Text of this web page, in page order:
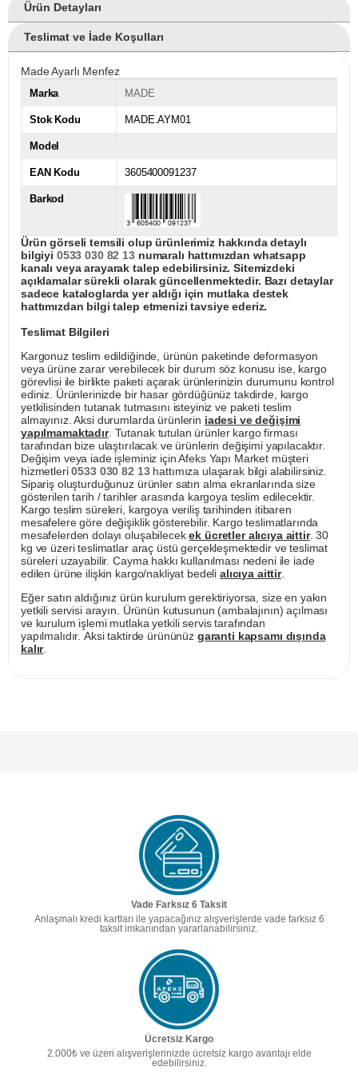
Ürün Detayları
Teslimat ve İade Koşulları
Made Ayarlı Menfez
Marka MADE
Stok Kodu MADE.AYM01
Model
EAN Kodu 3605400091237
Barkod
Ürün görseli temsili olup ürünlerimiz hakkında detaylı
bilgiyi 0533 030 82 13numaralı hattımızdan whatsapp
kanalı veya arayarak talep edebilirsiniz. Sitemizdeki
açıklamalar sürekli olarak güncellenmektedir. Bazı detaylar
sadece kataloglarda yer aldığı için mutlaka destek
hattımızdan bilgi talep etmenizi tavsiye ederiz.
Teslimat Bilgileri
Kargonuz teslim edildiğinde, ürünün paketinde deformasyon
veya ürüne zarar verebilecek bir durum söz konusu ise, kargo
görevlisi ile birlikte paketi açarak ürünlerinizin durumunu kontrol
ediniz. Ürünlerinizde bir hasar gördüğünüz takdirde, kargo
yetkilisinden tutanak tutmasını isteyiniz ve paketi teslim
almayınız. Aksi durumlarda ürünlerin iadesi ve değişimi
yapılmamaktadır. Tutanak tutulan ürünler kargo firması
tarafından bize ulaştırılacak ve ürünlerin değişimi yapılacaktır.
Değişim veya iade işleminiz için Afeks Yapı Market müşteri
hizmetleri0533 030 82 13hattımıza ulaşarak bilgi alabilirsiniz.
Sipariş oluşturduğunuz ürünler satın alma ekranlarında size
gösterilen tarih / tarihler arasında kargoya teslim edilecektir.
Kargo teslim süreleri, kargoya veriliş tarihinden itibaren
mesafelere göre değişiklik gösterebilir. Kargo teslimatlarında
mesafelerden dolayı oluşabilecekek ücretler alıcıya aittir. 30
kg ve üzeri teslimatlar araç üstü gerçekleşmektedir ve teslimat
süreleri uzayabilir. Cayma hakkı kullanılması nedeni ile iade
edilen ürüne ilişkin kargo/nakliyat bedeli alıcıya aittir.
Eğer satın aldığınız ürün kurulum gerektiriyorsa, size en yakın
yetkili servisi arayın. Ürünün kutusunun (ambalajının) açılması
ve kurulum işlemi mutlaka yetkili servis tarafından
yapılmalıdır. Aksi taktirde ürününüz garanti kapsamı dışında
kalır.
Vade Farksız 6 Taksit
Anlaşmalı kredi kartları ile yapacağınız alışverişlerde vade farksız 6
taksit imkanından yararlanabilirsiniz.
Ücretsiz Kargo
2.000₺ ve üzeri alışverişlerinizde ücretsiz kargo avantajı elde
edebilirsiniz.